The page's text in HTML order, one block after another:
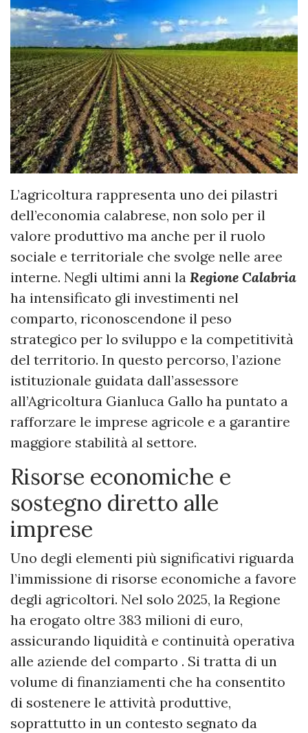
L’agricoltura rappresenta uno dei pilastri
dell’economia calabrese, non solo per il
valore produttivo ma anche per il ruolo
sociale e territoriale che svolge nelle aree
interne. Negli ultimi anni la Regione Calabria
ha intensificato gli investimenti nel
comparto, riconoscendone il peso
strategico per lo sviluppo e la competitività
del territorio. In questo percorso, l’azione
istituzionale guidata dall’assessore
all’Agricoltura Gianluca Gallo ha puntato a
rafforzare le imprese agricole e a garantire
maggiore stabilità al settore.
Risorse economiche e
sostegno diretto alle
imprese
Uno degli elementi più significativi riguarda
l’immissione di risorse economiche a favore
degli agricoltori. Nel solo 2025, la Regione
ha erogato oltre 383 milioni di euro,
assicurando liquidità e continuità operativa
alle aziende del comparto . Si tratta di un
volume di finanziamenti che ha consentito
di sostenere le attività produttive,
soprattutto in un contesto segnato da